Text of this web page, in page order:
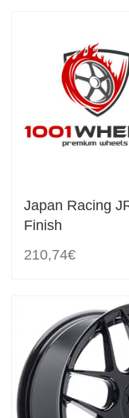
Japan Racing
Finish
210,74€